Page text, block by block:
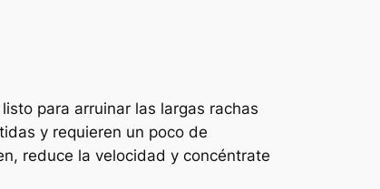
para arruinar las largas rachas
y requieren un poco de
reduce la velocidad y concéntrate